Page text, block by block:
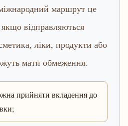
маршрут це
відправляються
ліки, продукти або
мати обмеження.
прийняти вкладення до